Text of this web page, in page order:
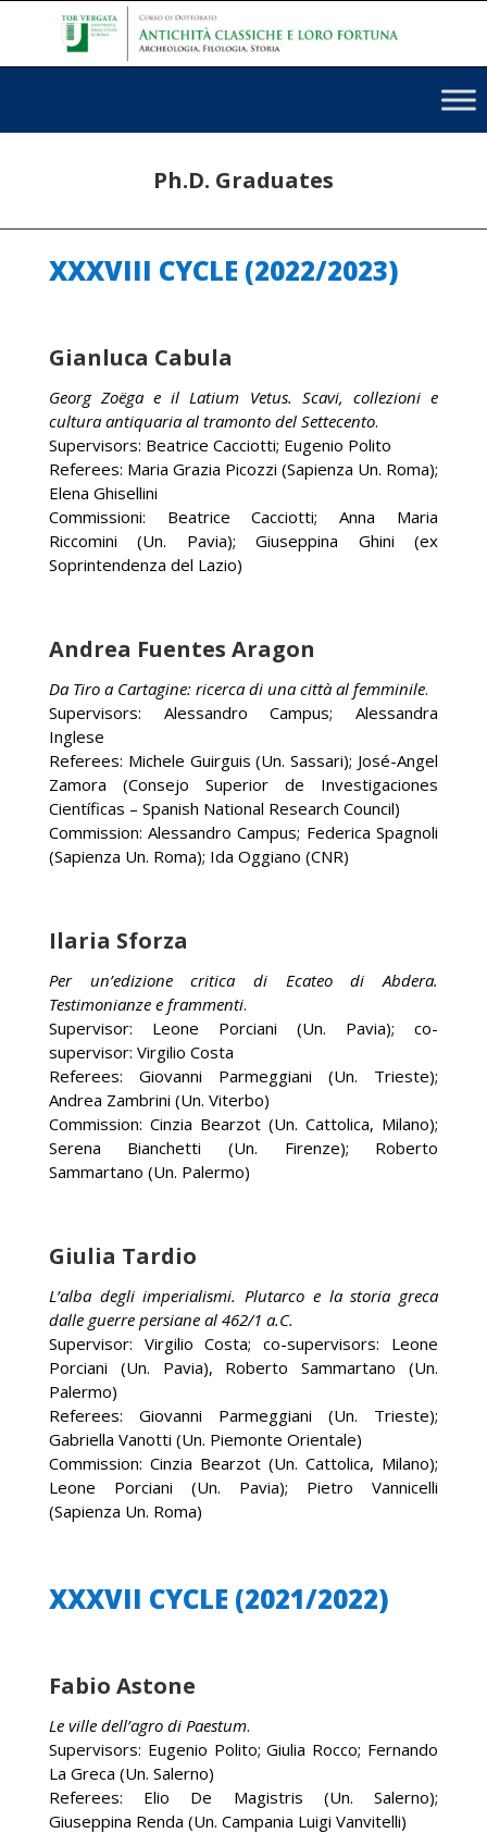
Ph.D. Graduates
XXXVIII CYCLE (2022/2023)
Gianluca Cabula
Georg Zoëga e il Latium Vetus. Scavi, collezioni e
cultura antiquaria al tramonto del Settecento.
Supervisors: Beatrice Cacciotti; Eugenio Polito
Referees: Maria Grazia Picozzi (Sapienza Un. Roma);
Elena Ghisellini
Commissioni: Beatrice Cacciotti; Anna Maria
Riccomini (Un. Pavia); Giuseppina Ghini (ex
Soprintendenza del Lazio)
Andrea Fuentes Aragon
Da Tiro a Cartagine: ricerca di una città al femminile.
Supervisors: Alessandro Campus; Alessandra
Inglese
Referees: Michele Guirguis (Un. Sassari); José-Angel
Zamora (Consejo Superior de Investigaciones
Científicas – Spanish National Research Council)
Commission: Alessandro Campus; Federica Spagnoli
(Sapienza Un. Roma); Ida Oggiano (CNR)
Ilaria Sforza
Per un’edizione critica di Ecateo di Abdera.
Testimonianze e frammenti.
Supervisor: Leone Porciani (Un. Pavia); co-
supervisor: Virgilio Costa
Referees: Giovanni Parmeggiani (Un. Trieste);
Andrea Zambrini (Un. Viterbo)
Commission: Cinzia Bearzot (Un. Cattolica, Milano);
Serena Bianchetti (Un. Firenze); Roberto
Sammartano (Un. Palermo)
Giulia Tardio
L’alba degli imperialismi. Plutarco e la storia greca
dalle guerre persiane al 462/1 a.C.
Supervisor: Virgilio Costa; co-supervisors: Leone
Porciani (Un. Pavia), Roberto Sammartano (Un.
Palermo)
Referees: Giovanni Parmeggiani (Un. Trieste);
Gabriella Vanotti (Un. Piemonte Orientale)
Commission: Cinzia Bearzot (Un. Cattolica, Milano);
Leone Porciani (Un. Pavia); Pietro Vannicelli
(Sapienza Un. Roma)
XXXVII CYCLE (2021/2022)
Fabio Astone
Le ville dell’agro di Paestum.
Supervisors: Eugenio Polito; Giulia Rocco; Fernando
La Greca (Un. Salerno)
Referees: Elio De Magistris (Un. Salerno);
Giuseppina Renda (Un. Campania Luigi Vanvitelli)